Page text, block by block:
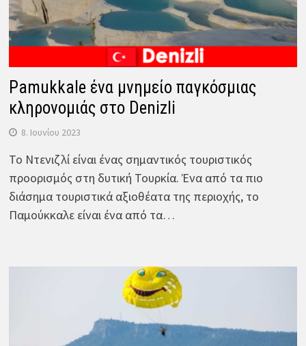
Pamukkale ένα μνημείο παγκόσμιας
κληρονομιάς στο Denizli
8. Ιουνίου 2023
Το Ντενιζλί είναι ένας σημαντικός τουριστικός
προορισμός στη δυτική Τουρκία. Ένα από τα πιο
διάσημα τουριστικά αξιοθέατα της περιοχής, το
Παμούκκαλε είναι ένα από τα…